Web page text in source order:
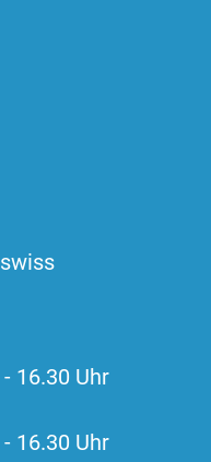
Uhr
Uhr